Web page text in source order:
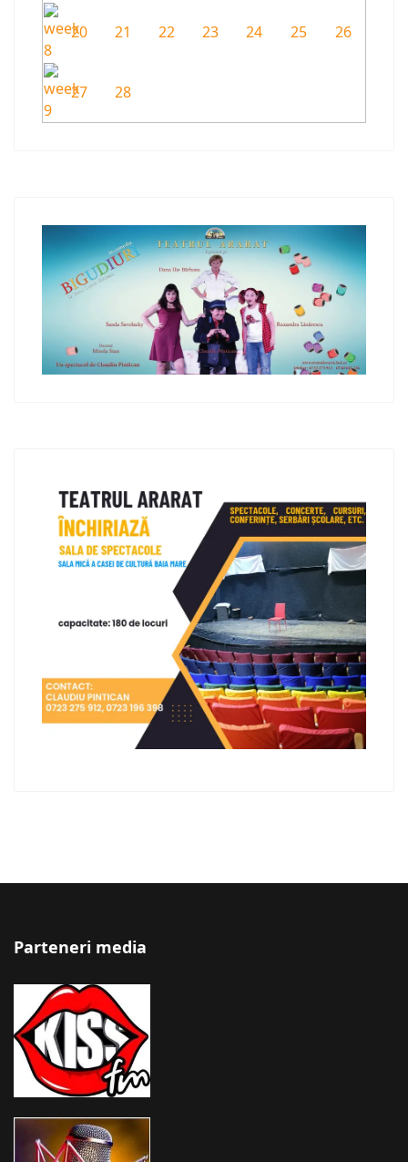
20 21 22 23 24 25 26
27 28
Parteneri media